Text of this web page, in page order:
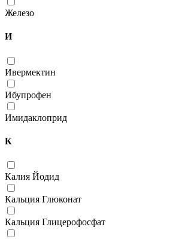
Железо
И
Ивермектин
Ибупрофен
Имидаклоприд
К
Калия Йодид
Кальция Глюконат
Кальция Глицерофосфат